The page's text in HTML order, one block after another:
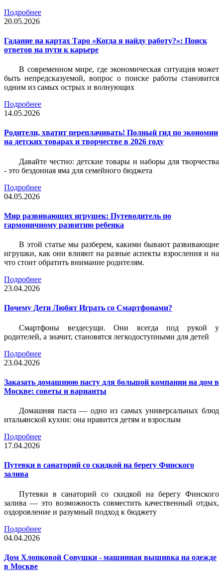
Подробнее
20.05.2026
Гадание на картах Таро «Когда я найду работу?»: Поиск
ответов на пути к карьере
В современном мире, где экономическая ситуация может
быть непредсказуемой, вопрос о поиске работы становится
одним из самых острых и волнующих
Подробнее
14.05.2026
Родители, хватит переплачивать! Полный гид по экономии
на детских товарах и творчестве в 2026 году
Давайте честно: детские товары и наборы для творчества
- это бездонная яма для семейного бюджета
Подробнее
04.05.2026
Мир развивающих игрушек: Путеводитель по
гармоничному развитию ребенка
В этой статье мы разберем, какими бывают развивающие
игрушки, как они влияют на разные аспекты взросления и на
что стоит обратить внимание родителям.
Подробнее
23.04.2026
Почему Дети Любят Играть со Смартфонами?
Смартфоны вездесущи. Они всегда под рукой у
родителей, а значит, становятся легкодоступными для детей
Подробнее
23.04.2026
Заказать домашнюю пасту для большой компании на дом в
Москве: советы и варианты
Домашняя паста — одно из самых универсальных блюд
итальянской кухни: она нравится детям и взрослым
Подробнее
17.04.2026
Путевки в санаторий со скидкой на берегу Финского
залива
Путевки в санаторий со скидкой на берегу Финского
залива — это возможность совместить качественный отдых,
оздоровление и разумный подход к бюджету
Подробнее
04.04.2026
Дом Хлопковой Совушки - машинная вышивка на одежде
в Москве